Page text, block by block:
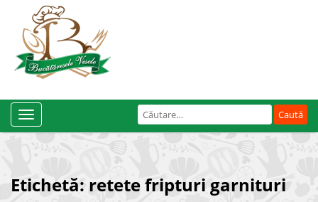
Caută
după:
Toggle
Navigation
Etichetă: retete fripturi garnituri